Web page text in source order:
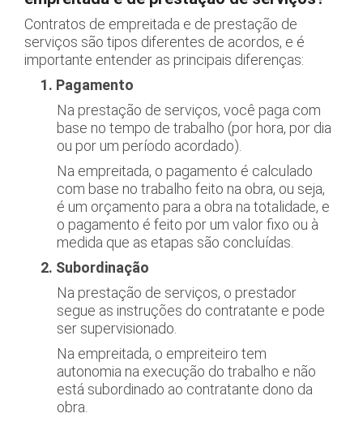
Contratos de empreitada e de prestação de
serviços são tipos diferentes de acordos, e é
importante entender as principais diferenças:
1. Pagamento
Na prestação de serviços, você paga com
base no tempo de trabalho (por hora, por dia
ou por um período acordado).
Na empreitada, o pagamento é calculado
com base no trabalho feito na obra, ou seja,
é um orçamento para a obra na totalidade, e
o pagamento é feito por um valor fixo ou à
medida que as etapas são concluídas.
2. Subordinação
Na prestação de serviços, o prestador
segue as instruções do contratante e pode
ser supervisionado.
Na empreitada, o empreiteiro tem
autonomia na execução do trabalho e não
está subordinado ao contratante dono da
obra.